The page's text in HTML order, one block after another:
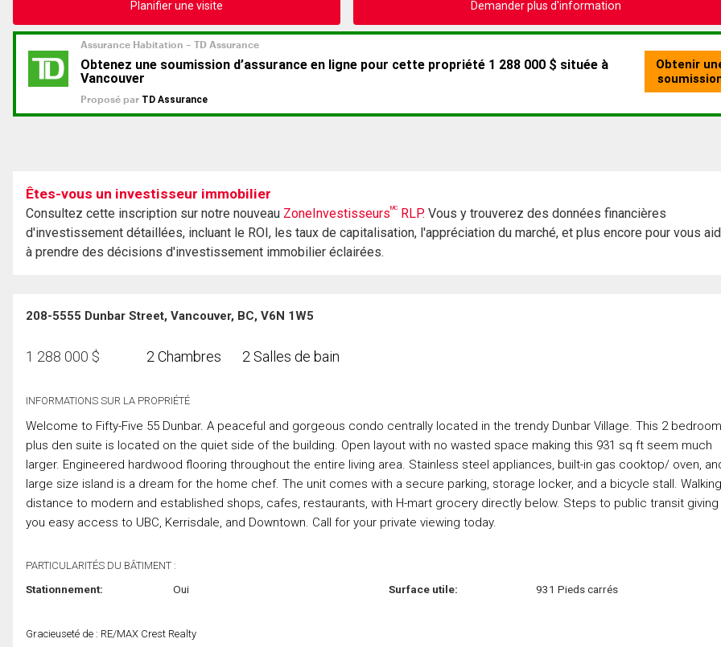
Planifier une visite Demander plus d'information
Êtes-vous un investisseur immobilier
Consultez cette inscription sur notre nouveau ZoneInvestisseursMC RLP. Vous y trouverez des données financières
d'investissement détaillées, incluant le ROI, les taux de capitalisation, l'appréciation du marché, et plus encore pour vous
à prendre des décisions d'investissement immobilier éclairées.
208-5555 Dunbar Street, Vancouver, BC, V6N 1W5
1 288 000 $ 2 Chambres 2 Salles de bain
INFORMATIONS SUR LA PROPRIÉTÉ
Welcome to Fifty-Five 55 Dunbar. A peaceful and gorgeous condo centrally located in the trendy Dunbar Village. This 2 bedroom
plus den suite is located on the quiet side of the building. Open layout with no wasted space making this 931 sq ft seem much
larger. Engineered hardwood flooring throughout the entire living area. Stainless steel appliances, built-in gas cooktop/ oven,
large size island is a dream for the home chef. The unit comes with a secure parking, storage locker, and a bicycle stall. Walking
distance to modern and established shops, cafes, restaurants, with H-mart grocery directly below. Steps to public transit giving
you easy access to UBC, Kerrisdale, and Downtown. Call for your private viewing today.
PARTICULARITÉS DU BÂTIMENT :
Stationnement: Oui Surface utile: 931 Pieds carrés
Gracieuseté de : RE/MAX Crest Realty